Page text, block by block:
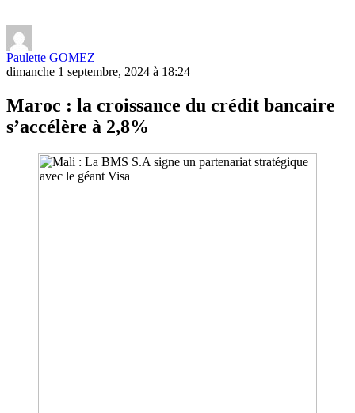
Paulette GOMEZ
dimanche 1 septembre, 2024 à 18:24
Maroc : la croissance du crédit bancaire
s’accélère à 2,8%